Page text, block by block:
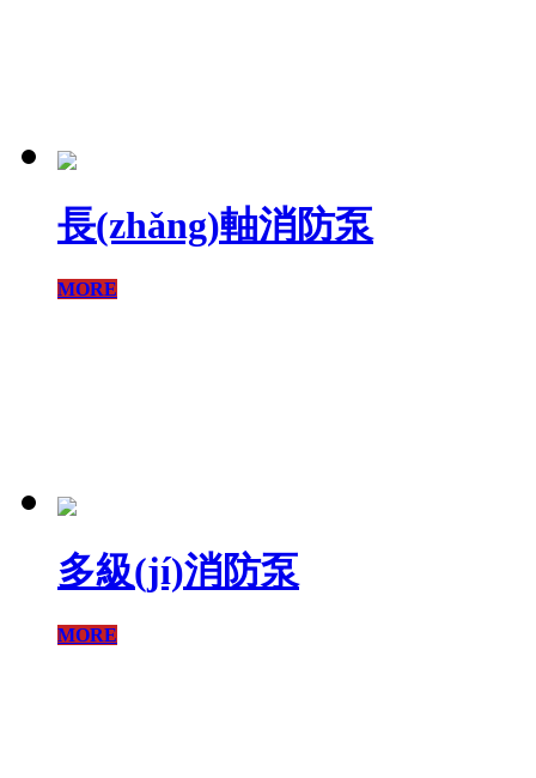
長(zhǎng)軸消防泵
MORE
多級(jí)消防泵
MORE